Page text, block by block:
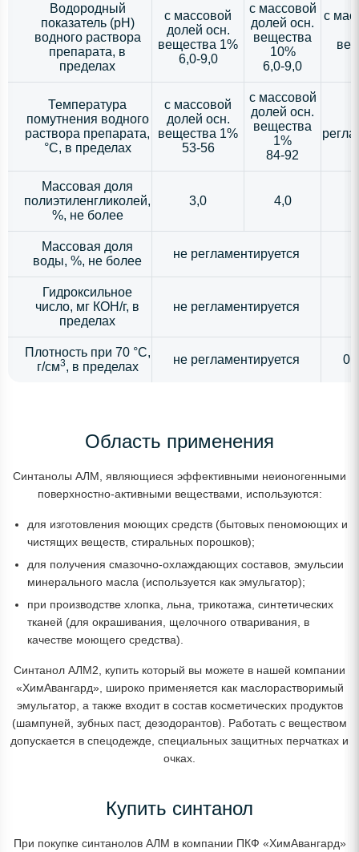
Водородный
показатель (pH)
водного раствора
препарата, в
пределах
с массовой
долей осн.
вещества 1%
6,0-9,0
с массовой
долей осн.
вещества
10%
6,0-9,0
с
Температура
помутнения водного
раствора препарата,
°C, в пределах
с массовой
долей осн.
вещества 1%
53-56
с массовой
долей осн.
вещества
1%
84-92
Массовая доля
полиэтиленгликолей,
%, не более
3,0 4,0
Массовая доля
воды, %, не более
не регламентируется
Гидроксильное
число, мг КОН/г, в
пределах
не регламентируется
Плотность при 70 °С,
г/см3, в пределах
не регламентируется
Область применения
Синтанолы АЛМ, являющиеся эффективными неионогенными
поверхностно-активными веществами, используются:
для изготовления моющих средств (бытовых пеномоющих и
чистящих веществ, стиральных порошков);
для получения смазочно-охлаждающих составов, эмульсии
минерального масла (используется как эмульгатор);
при производстве хлопка, льна, трикотажа, синтетических
тканей (для окрашивания, щелочного отваривания, в
качестве моющего средства).
Синтанол АЛМ2, купить который вы можете в нашей компании
«ХимАвангард», широко применяется как маслорастворимый
эмульгатор, а также входит в состав косметических продуктов
(шампуней, зубных паст, дезодорантов). Работать с веществом
допускается в спецодежде, специальных защитных перчатках и
очках.
Купить синтанол
При покупке синтанолов АЛМ в компании ПКФ «ХимАвангард»